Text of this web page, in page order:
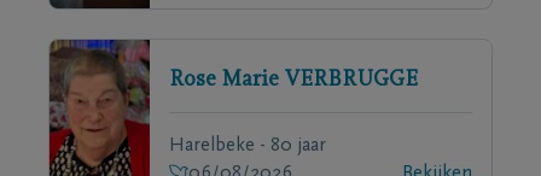
Rose Marie VERBRUGGE
Harelbeke - 80 jaar